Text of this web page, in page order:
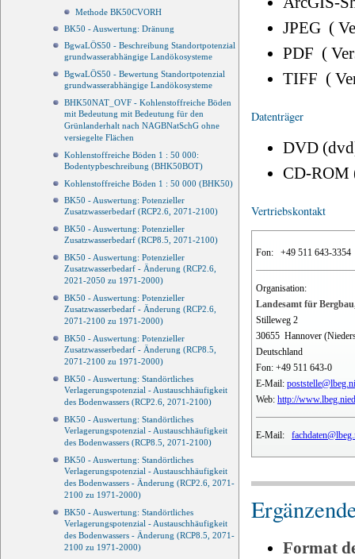
Methode BK50CVORH
BK50 - Auswertung: Dränung
BgwaLÖS50 - Beschreibung Standortpotenzial
grundwasserabhängige Landökosysteme
BgwaLÖS50 - Bewertung Standortpotenzial
grundwasserabhängige Landökosysteme
BHK50NAT_OVF - Kohlenstoffreiche Böden
mit Bedeutung mit Bedeutung für den
Grünlanderhalt nach NAGBNatSchG ohne
versiegelte Flächen
Kohlenstoffreiche Böden 1 : 50 000:
Bodentypbeschreibung (BHK50BOT)
Kohlenstoffreiche Böden 1 : 50 000 (BHK50)
BK50 - Auswertung: Potenzieller
Zusatzwasserbedarf (RCP2.6, 2071-2100)
BK50 - Auswertung: Potenzieller
Zusatzwasserbedarf (RCP8.5, 2071-2100)
BK50 - Auswertung: Potenzieller
Zusatzwasserbedarf - Änderung (RCP2.6,
2021-2050 zu 1971-2000)
BK50 - Auswertung: Potenzieller
Zusatzwasserbedarf - Änderung (RCP2.6,
2071-2100 zu 1971-2000)
BK50 - Auswertung: Potenzieller
Zusatzwasserbedarf - Änderung (RCP8.5,
2071-2100 zu 1971-2000)
BK50 - Auswertung: Standörtliches
Verlagerungspotenzial - Austauschhäufigkeit
des Bodenwassers (RCP2.6, 2071-2100)
BK50 - Auswertung: Standörtliches
Verlagerungspotenzial - Austauschhäufigkeit
des Bodenwassers (RCP8.5, 2071-2100)
BK50 - Auswertung: Standörtliches
Verlagerungspotenzial - Austauschhäufigkeit
des Bodenwassers - Änderung (RCP2.6, 2071-
2100 zu 1971-2000)
BK50 - Auswertung: Standörtliches
Verlagerungspotenzial - Austauschhäufigkeit
des Bodenwassers - Änderung (RCP8.5, 2071-
2100 zu 1971-2000)
JPEG (
PDF (
TIFF (
Datenträger
DVD
CD-ROM
Vertriebskontakt
Fon: +49 511 643-3354
Organisation:
Landesamt für
Stilleweg 2
30655 Hannover
Deutschland
Fon: +49 511 643-0
E-Mail:
Web: http://
E-Mail:
Format